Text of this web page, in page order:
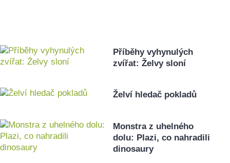
Příběhy vyhynulých
zvířat: Želvy sloní
Želví hledač pokladů
Monstra z uhelného
dolu: Plazi, co nahradili
dinosaury